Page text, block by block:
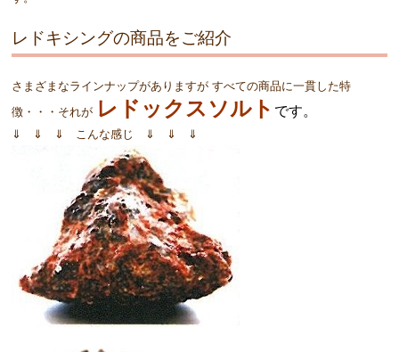
レドキシングの商品をご紹介
さまざまなラインナップがありますが すべての商品に一貫した特
徴・・・それが レドックスソルト です。
⇓ ⇓ ⇓ こんな感じ ⇓ ⇓ ⇓